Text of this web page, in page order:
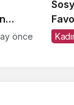
ay önce